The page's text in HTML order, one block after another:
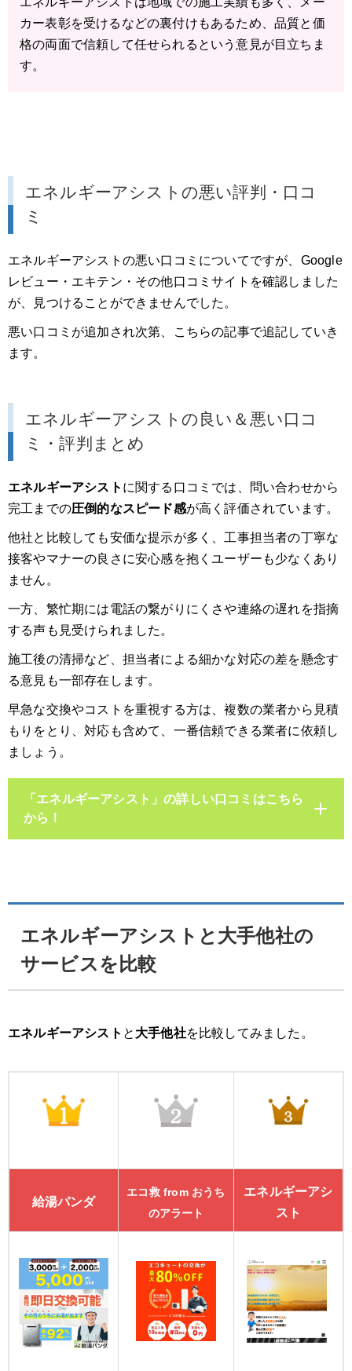
カー表彰を受けるなどの裏付けもあるため、品質と価
格の両面で信頼して任せられるという意見が目立ちま
す。
エネルギーアシストの悪い評判・口コ
ミ
エネルギーアシストの悪い口コミについてですが、Google
レビュー・エキテン・その他口コミサイトを確認しました
が、見つけることができませんでした。
悪い口コミが追加され次第、こちらの記事で追記していき
ます。
エネルギーアシストの良い＆悪い口コ
ミ・評判まとめ
エネルギーアシスト に関する口コミでは、問い合わせから
完工までの圧倒的なスピード感が高く評価されています。
他社と比較しても安価な提示が多く、工事担当者の丁寧な
接客やマナーの良さに安心感を抱くユーザーも少なくあり
ません。
一方、繁忙期には電話の繋がりにくさや連絡の遅れを指摘
する声も見受けられました。
施工後の清掃など、担当者による細かな対応の差を懸念す
る意見も一部存在します。
早急な交換やコストを重視する方は、複数の業者から見積
もりをとり、対応も含めて、一番信頼できる業者に依頼し
ましょう。
「エネルギーアシスト」の詳しい口コミはこちら
から！
エネルギーアシストと大手他社の
サービスを比較
エネルギーアシスト と 大手他社を比較してみました。
給湯パンダ
エコ救 from おうち
のアラート
エネルギーアシ
スト